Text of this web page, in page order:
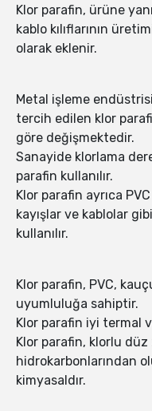
Klor parafin, ürüne
kablo kılıflarının
olarak eklenir.
Metal işleme
tercih edilen klor
göre değişmektedir.
Sanayide klorlama
parafin kullanılır.
Klor parafin ayrıca
kayışlar ve kablolar
kullanılır.
Klor parafin, PVC,
uyumluluğa sahiptir.
Klor parafin iyi termal
Klor parafin, klorlu
hidrokarbonlarından
kimyasaldır.